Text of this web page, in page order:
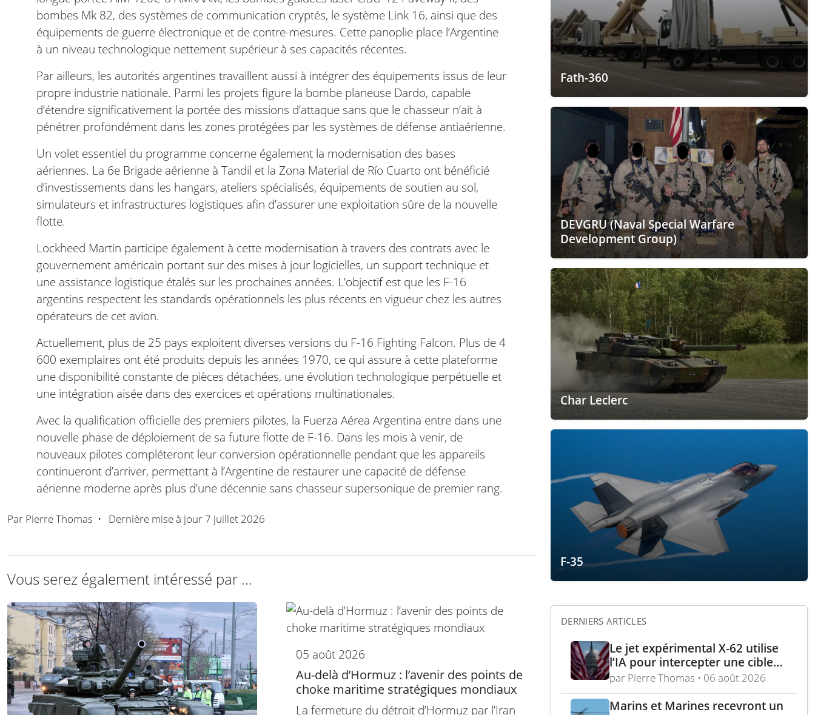
bombes Mk 82, des systèmes de communication cryptés, le système Link 16, ainsi que des
équipements de guerre électronique et de contre-mesures. Cette panoplie place l’Argentine
à un niveau technologique nettement supérieur à ses capacités récentes.
Par ailleurs, les autorités argentines travaillent aussi à intégrer des équipements issus de leur
propre industrie nationale. Parmi les projets figure la bombe planeuse Dardo, capable
d’étendre significativement la portée des missions d’attaque sans que le chasseur n’ait à
pénétrer profondément dans les zones protégées par les systèmes de défense antiaérienne.
Un volet essentiel du programme concerne également la modernisation des bases
aériennes. La 6e Brigade aérienne à Tandil et la Zona Material de Río Cuarto ont bénéficié
d’investissements dans les hangars, ateliers spécialisés, équipements de soutien au sol,
simulateurs et infrastructures logistiques afin d’assurer une exploitation sûre de la nouvelle
flotte.
Lockheed Martin participe également à cette modernisation à travers des contrats avec le
gouvernement américain portant sur des mises à jour logicielles, un support technique et
une assistance logistique étalés sur les prochaines années. L’objectif est que les F-16
argentins respectent les standards opérationnels les plus récents en vigueur chez les autres
opérateurs de cet avion.
Actuellement, plus de 25 pays exploitent diverses versions du F-16 Fighting Falcon. Plus de 4
600 exemplaires ont été produits depuis les années 1970, ce qui assure à cette plateforme
une disponibilité constante de pièces détachées, une évolution technologique perpétuelle et
une intégration aisée dans des exercices et opérations multinationales.
Avec la qualification officielle des premiers pilotes, la Fuerza Aérea Argentina entre dans une
nouvelle phase de déploiement de sa future flotte de F-16. Dans les mois à venir, de
nouveaux pilotes compléteront leur conversion opérationnelle pendant que les appareils
continueront d’arriver, permettant à l’Argentine de restaurer une capacité de défense
aérienne moderne après plus d’une décennie sans chasseur supersonique de premier rang.
Par Pierre Thomas • Dernière mise à jour 7 juillet 2026
Vous serez également intéressé par ...
05 août 2026
Au-delà d’Hormuz : l’avenir des points de
choke maritime stratégiques mondiaux
La fermeture du détroit d’Hormuz par l’Iran
Fath-360
DEVGRU (Naval Special Warfare
Development Group)
Char Leclerc
F-35
DERNIERS ARTICLES
Le jet expérimental X-62 utilise
l’IA pour intercepter une cible
aérienne en conditions réelles
par Pierre Thomas • 06 août 2026
Marins et Marines recevront un